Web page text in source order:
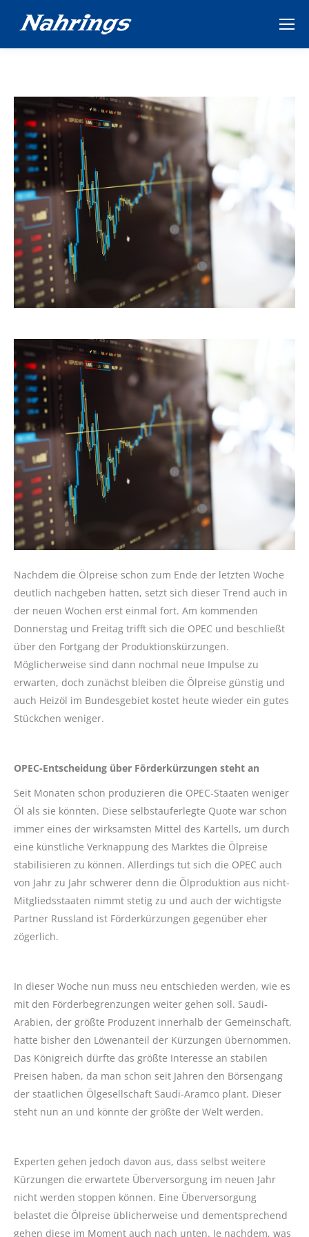
Nachdem die Ölpreise schon zum Ende der letzten Woche
deutlich nachgeben hatten, setzt sich dieser Trend auch in
der neuen Wochen erst einmal fort. Am kommenden
Donnerstag und Freitag trifft sich die OPEC und beschließt
über den Fortgang der Produktionskürzungen.
Möglicherweise sind dann nochmal neue Impulse zu
erwarten, doch zunächst bleiben die Ölpreise günstig und
auch Heizöl im Bundesgebiet kostet heute wieder ein gutes
Stückchen weniger.
OPEC-Entscheidung über Förderkürzungen steht an
Seit Monaten schon produzieren die OPEC-Staaten weniger
Öl als sie könnten. Diese selbstauferlegte Quote war schon
immer eines der wirksamsten Mittel des Kartells, um durch
eine künstliche Verknappung des Marktes die Ölpreise
stabilisieren zu können. Allerdings tut sich die OPEC auch
von Jahr zu Jahr schwerer denn die Ölproduktion aus nicht-
Mitgliedsstaaten nimmt stetig zu und auch der wichtigste
Partner Russland ist Förderkürzungen gegenüber eher
zögerlich.
In dieser Woche nun muss neu entschieden werden, wie es
mit den Förderbegrenzungen weiter gehen soll. Saudi-
Arabien, der größte Produzent innerhalb der Gemeinschaft,
hatte bisher den Löwenanteil der Kürzungen übernommen.
Das Königreich dürfte das größte Interesse an stabilen
Preisen haben, da man schon seit Jahren den Börsengang
der staatlichen Ölgesellschaft Saudi-Aramco plant. Dieser
steht nun an und könnte der größte der Welt werden.
Experten gehen jedoch davon aus, dass selbst weitere
Kürzungen die erwartete Überversorgung im neuen Jahr
nicht werden stoppen können. Eine Überversorgung
belastet die Ölpreise üblicherweise und dementsprechend
gehen diese im Moment auch nach unten. Je nachdem, was